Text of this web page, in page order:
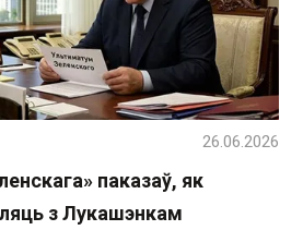
паказаў, як
з Лукашэнкам
26.06.2026